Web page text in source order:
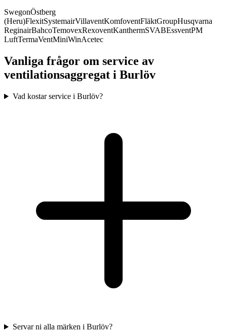
SwegonÖstberg
(Heru)FlexitSystemairVillaventKomfoventFläktGroupHusqvarna
ReginairBahcoTemovexRexoventKanthermSVABEssventPM
LuftTermaVentMiniWinAcetec
Vanliga frågor om service av
ventilationsaggregat i Burlöv
Vad kostar service i Burlöv?
Servar ni alla märken i Burlöv?